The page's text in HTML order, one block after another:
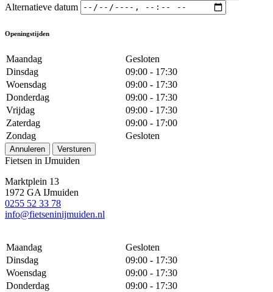
Alternatieve datum
Openingstijden
Maandag
Gesloten
Dinsdag
09:00 - 17:30
Woensdag
09:00 - 17:30
Donderdag
09:00 - 17:30
Vrijdag
09:00 - 17:30
Zaterdag
09:00 - 17:00
Zondag
Gesloten
Annuleren Versturen
Fietsen in IJmuiden
Marktplein 13
1972 GA IJmuiden
0255 52 33 78
info@fietseninijmuiden.nl
Maandag
Gesloten
Dinsdag
09:00 - 17:30
Woensdag
09:00 - 17:30
Donderdag
09:00 - 17:30